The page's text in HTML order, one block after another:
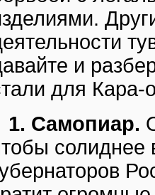
и
для Кара-
1. Самопиар.
солиднее